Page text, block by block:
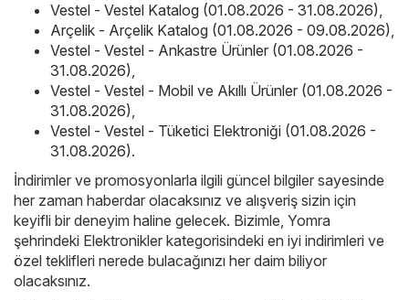
Vestel - Vestel Katalog (01.08.2026 - 31.08.2026),
Arçelik - Arçelik Katalog (01.08.2026 - 09.08.2026),
Vestel - Vestel - Ankastre Ürünler (01.08.2026 -
31.08.2026),
Vestel - Vestel - Mobil ve Akıllı Ürünler (01.08.2026 -
31.08.2026),
Vestel - Vestel - Tüketici Elektroniği (01.08.2026 -
31.08.2026).
İndirimler ve promosyonlarla ilgili güncel bilgiler sayesinde
her zaman haberdar olacaksınız ve alışveriş sizin için
keyifli bir deneyim haline gelecek. Bizimle, Yomra
şehrindeki Elektronikler kategorisindeki en iyi indirimleri ve
özel teklifleri nerede bulacağınızı her daim biliyor
olacaksınız.